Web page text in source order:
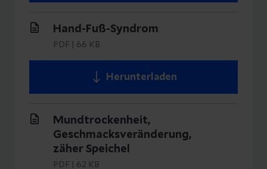
Hand-Fuß-Syndrom
PDF 66 KB
Herunterladen
Mundtrockenheit,
Geschmacksveränderung,
zäher Speichel
PDF 62 KB